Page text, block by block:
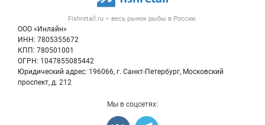
Fishretail.ru – весь рынок рыбы в России.
ООО «Инлайн»
ИНН: 7805355672
КПП: 780501001
ОГРН: 1047855085442
Юридический адрес: 196066, г. Санкт-Петербург, Московский
проспект, д. 212
Контактная информация
Политика обработки персональных данных
Блог
Рыба
Икра
Мы в соцсетях: